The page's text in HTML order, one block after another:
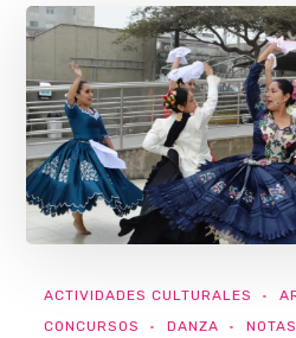
ACTIVIDADES CULTURALES
CONCURSOS
DANZA NOTAS